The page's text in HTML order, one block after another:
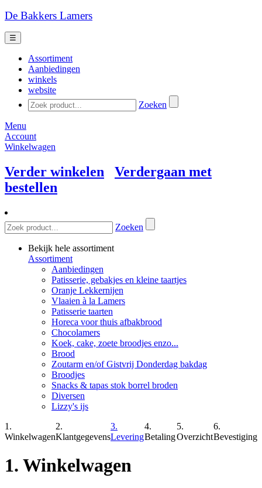
De Bakkers Lamers
☰
Assortiment
Aanbiedingen
winkels
website
Zoeken
Menu
Account
Winkelwagen
Verder winkelen
Verdergaan met
bestellen
Zoeken
Bekijk hele assortiment
Assortiment
Aanbiedingen
Patisserie, gebakjes en kleine taartjes
Oranje Lekkernijen
Vlaaien à la Lamers
Patisserie taarten
Horeca voor thuis afbakbrood
Chocolamers
Koek, cake, zoete broodjes enzo...
Brood
Zoutarm en/of Gistvrij Donderdag bakdag
Broodjes
Snacks & tapas stok borrel broden
Diversen
Lizzy's ijs
1.
Winkelwagen
2.
Klantgegevens
3.
Levering
4.
Betaling
5.
Overzicht
6.
Bevestiging
1. Winkelwagen